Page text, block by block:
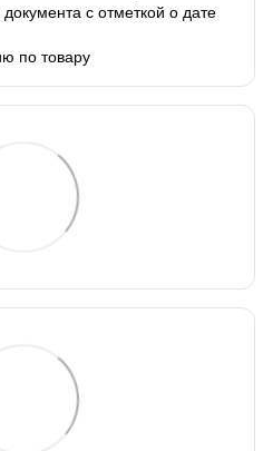
с отметкой о дате
по товару